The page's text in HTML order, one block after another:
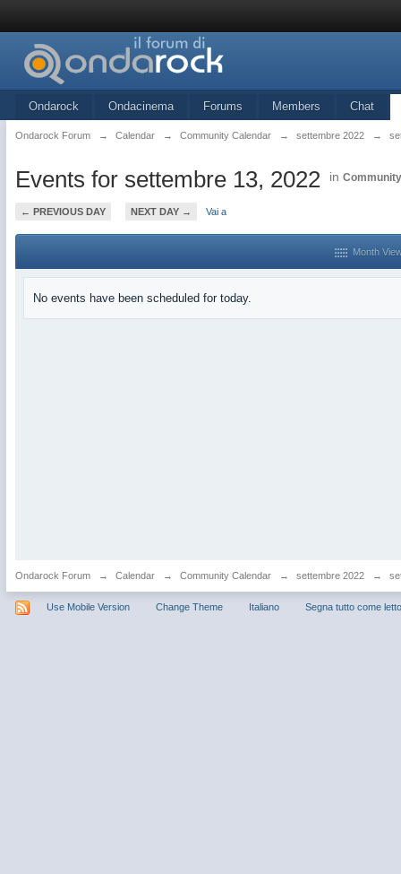
Ondarock Ondacinema Forums Members Chat
Ondarock Forum → Calendar → Community Calendar → settembre 2022 →
Events for settembre 13, 2022 in
← PREVIOUS DAY NEXT DAY → Vai a
Month
No events have been scheduled for today.
Ondarock Forum → Calendar → Community Calendar → settembre 2022 →
Use Mobile Version Change Theme Italiano Segna tutto come letto